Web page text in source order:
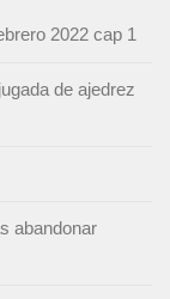
2022 cap 1
de ajedrez
abandonar